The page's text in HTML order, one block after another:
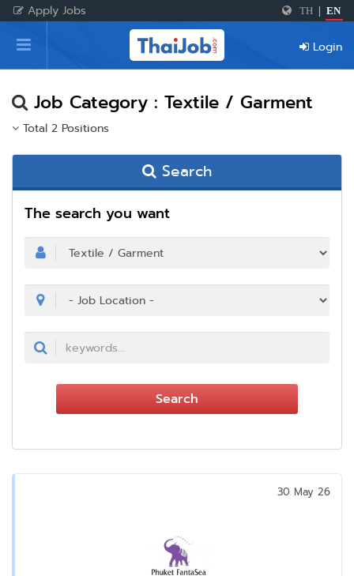
Apply Jobs TH EN
Home
Login
Register
Login
Job Category : Textile / Garment
Total 2 Positions
Search
The search you want
Search
30 May 26